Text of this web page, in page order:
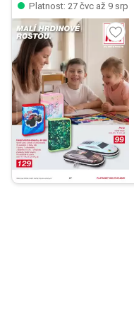
Platnost: 27 čvc až 9 srp